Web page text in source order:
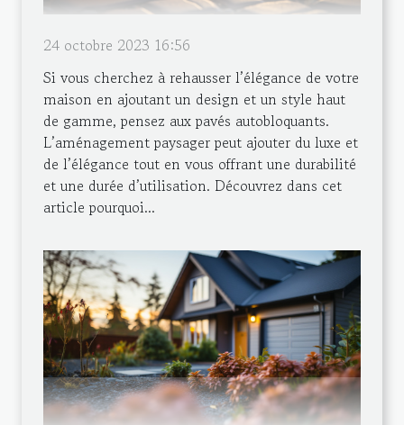
24 octobre 2023 16:56
Si vous cherchez à rehausser l’élégance de votre
maison en ajoutant un design et un style haut
de gamme, pensez aux pavés autobloquants.
L’aménagement paysager peut ajouter du luxe et
de l’élégance tout en vous offrant une durabilité
et une durée d’utilisation. Découvrez dans cet
article pourquoi...